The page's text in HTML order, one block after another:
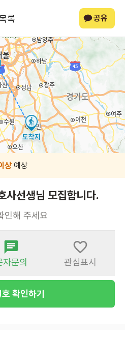
록 공유
상 예상
사선생님 모집합니다.
인해 주세요
자문의 관심표시
확인하기